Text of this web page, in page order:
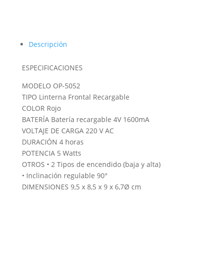
Descripción
ESPECIFICACIONES
MODELO OP-5052
TIPO Linterna Frontal Recargable
COLOR Rojo
BATERÍA Batería recargable 4V 1600mA
VOLTAJE DE CARGA 220 V AC
DURACIÓN 4 horas
POTENCIA 5 Watts
OTROS • 2 Tipos de encendido (baja y alta)
• Inclinación regulable 90°
DIMENSIONES 9,5 x 8,5 x 9 x 6,7Ø cm